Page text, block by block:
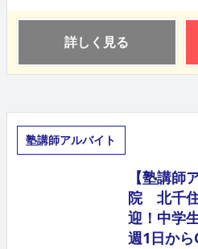
詳しく見る
塾講師アルバイト
【塾講師
院 北千
迎！中学
週1日から